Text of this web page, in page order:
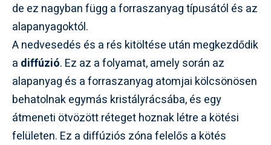
de ez nagyban függ a forraszanyag típusától és az
alapanyagoktól.
A nedvesedés és a rés kitöltése után megkezdődik
a diffúzió. Ez az a folyamat, amely során az
alapanyag és a forraszanyag atomjai kölcsönösen
behatolnak egymás kristályrácsába, és egy
átmeneti ötvözött réteget hoznak létre a kötési
felületen. Ez a diffúziós zóna felelős a kötés